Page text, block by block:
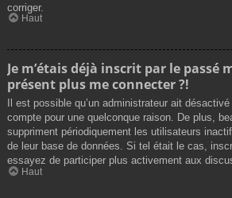
corriger.
Haut
Je m’étais déjà inscrit par le passé
présent plus me connecter ?!
Il est possible qu’un administrateur ait
compte pour une quelconque raison. De plus,
suppriment périodiquement les utilisateurs
de leur base de données. Si tel était le cas,
essayez de participer plus activement aux
Haut